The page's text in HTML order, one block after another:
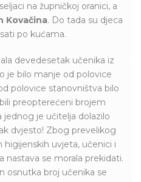
na župničkoj oranici, a
Kovačina. Do tada su djeca
po kućama.
devedesetak učenika iz
je bilo manje od polovice
polovice stanovništva bilo
preopterećeni brojem
jednog je učitelja dolazilo
dvjesto! Zbog prevelikog
higijenskih uvjeta, učenici i
nastava se morala prekidati.
osnutka broj učenika se